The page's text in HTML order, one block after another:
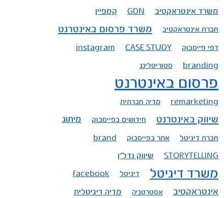
משרד אינטראקטיב GDN קמפיין
חברת אינטראקטיב משרד פרסום באינטרנט
דפי פייסבוק CASE STUDY
instagram
branding סטוריטלינג
פרסום באינטרנט
remarketing מדיה חברתית
שיווק באינטרנט חידושים בפייסבוק מיתוג
חברת דיגיטל אתר בפייסבוק brand
STORYTELLING שיווק נדל"ן
משרד דיגיטל דיגיטל facebook
אינטראקטיב אסטרטגיה מדיה דיגיטלית